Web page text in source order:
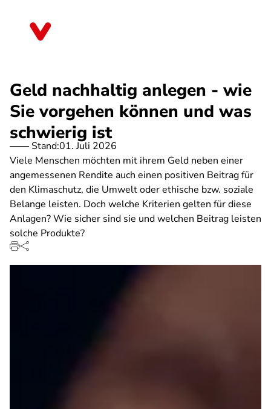
Geld nachhaltig anlegen - wie
Sie vorgehen können und was
schwierig ist
Stand:01. Juli 2026
Viele Menschen möchten mit ihrem Geld neben einer
angemessenen Rendite auch einen positiven Beitrag für
den Klimaschutz, die Umwelt oder ethische bzw. soziale
Belange leisten. Doch welche Kriterien gelten für diese
Anlagen? Wie sicher sind sie und welchen Beitrag leisten
solche Produkte?